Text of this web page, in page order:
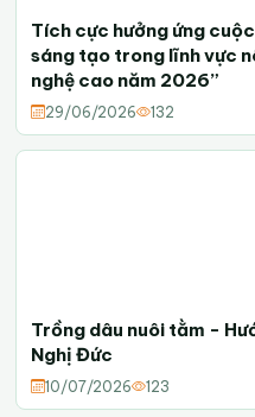
Tích cực hưởng ứng
sáng tạo trong lĩnh vực
nghệ cao năm 2026”
29/06/2026 132
Trồng dâu nuôi tằm -
Nghị Đức
10/07/2026 123